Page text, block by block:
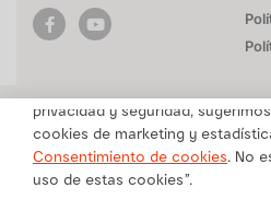
Una marca
POLÍTICA DE COOKIES
Esta página web utiliza cookies
privacidad y seguridad,
cookies de marketing y
Consentimiento de cookies. No
uso de estas cookies”.